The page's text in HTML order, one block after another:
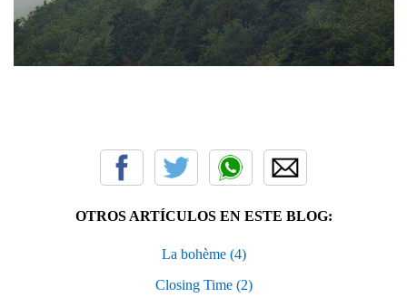
OTROS ARTÍCULOS EN ESTE BLOG:
La bohème (4)
Closing Time (2)